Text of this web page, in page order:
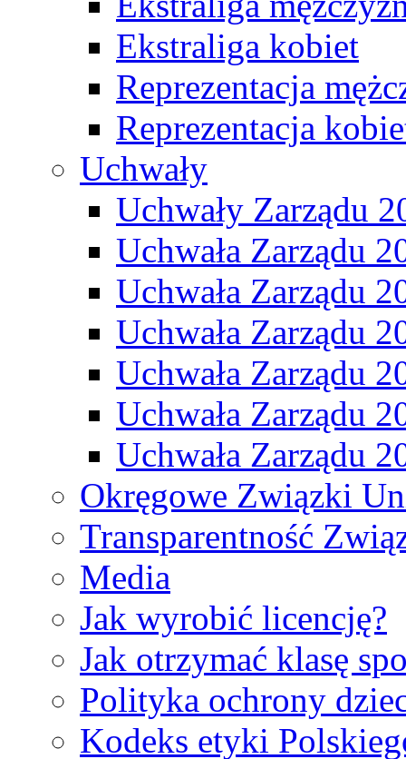
Ekstraliga kobiet
Reprezentacja
Reprezentacja
Uchwały
Uchwały Zarządu
Uchwała Zarządu
Uchwała Zarządu
Uchwała Zarządu
Uchwała Zarządu
Uchwała Zarządu
Uchwała Zarządu
Okręgowe Związki
Transparentność
Media
Jak wyrobić licencję?
Jak otrzymać klasę
Polityka ochrony
Kodeks etyki